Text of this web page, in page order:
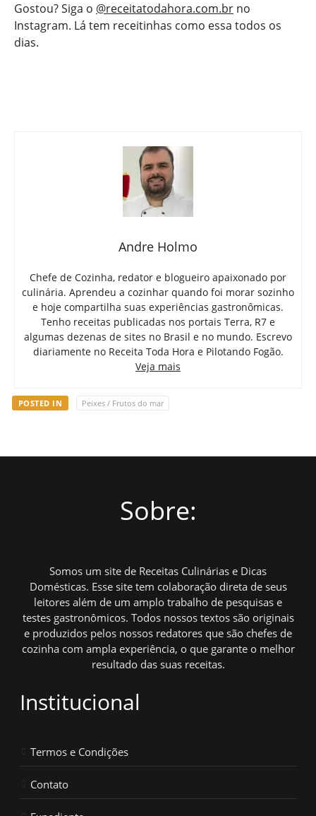
Gostou? Siga o @receitatodahora.com.br no
Instagram. Lá tem receitinhas como essa todos os
dias.
Andre Holmo
Chefe de Cozinha, redator e blogueiro apaixonado por
culinária. Aprendeu a cozinhar quando foi morar sozinho
e hoje compartilha suas experiências gastronômicas.
Tenho receitas publicadas nos portais Terra, R7 e
algumas dezenas de sites no Brasil e no mundo. Escrevo
diariamente no Receita Toda Hora e Pilotando Fogão.
Veja mais
POSTED IN Peixes / Frutos do mar
Sobre:
Somos um site de Receitas Culinárias e Dicas
Domésticas. Esse site tem colaboração direta de seus
leitores além de um amplo trabalho de pesquisas e
testes gastronômicos. Todos nossos textos são originais
e produzidos pelos nossos redatores que são chefes de
cozinha com ampla experiência, o que garante o melhor
resultado das suas receitas.
Institucional
Termos e Condições
Contato